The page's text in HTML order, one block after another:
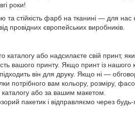
роки!
та стійкість фарб на тканині — для
провідних європейських виробників.
каталогу або надсилаєте свій принт,
вашого принту. Якщо принт із нашого
він для друку. Якщо ні —
потрібного вам кольору, розміру,
або за вашим макетом.
пакетик і відправляємо через